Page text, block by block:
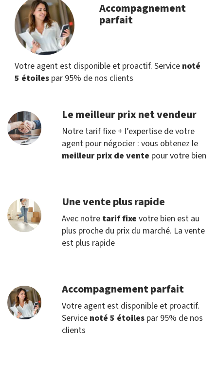
Accompagnement
parfait
Votre agent est disponible et proactif. Service noté
5 étoiles par 95% de nos clients
Le meilleur prix net vendeur
Notre tarif fixe + l’expertise de votre
agent pour négocier : vous obtenez le
meilleur prix de vente pour votre bien
Une vente plus rapide
Avec notre tarif fixe votre bien est au
plus proche du prix du marché. La vente
est plus rapide
Accompagnement parfait
Votre agent est disponible et proactif.
Service noté 5 étoiles par 95% de nos
clients